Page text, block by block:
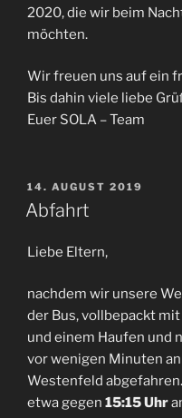
2020, die wir beim
möchten.
Wir freuen uns auf ein
Bis dahin viele liebe
Euer SOLA – Team
VERÖFFENTLICHT
AM
14. AUGUST 2019
Abfahrt
Liebe Eltern,
nachdem wir unsere
der Bus, vollbepackt
und einem Haufen und
vor wenigen Minuten
Westenfeld
etwa gegen 15:15 Uhr